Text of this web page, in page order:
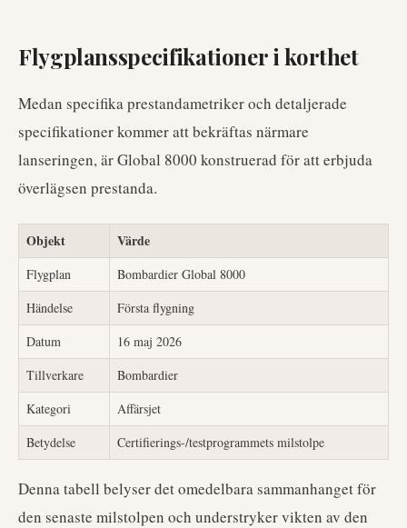
Flygplansspecifikationer i korthet
Medan specifika prestandametriker och detaljerade
specifikationer kommer att bekräftas närmare
lanseringen, är Global 8000 konstruerad för att erbjuda
överlägsen prestanda.
Objekt Värde
Flygplan
Bombardier Global 8000
Händelse
Första flygning
Datum
16 maj 2026
Tillverkare
Bombardier
Kategori
Affärsjet
Betydelse
Certifierings-/testprogrammets milstolpe
Denna tabell belyser det omedelbara sammanhanget för
den senaste milstolpen och understryker vikten av den